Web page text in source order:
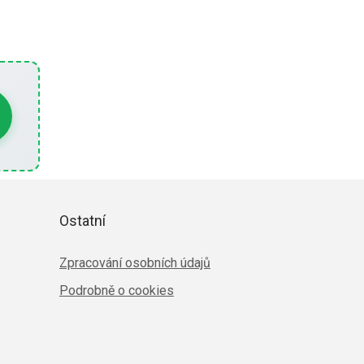
Ostatní
Zpracování osobních údajů
Podrobně o cookies